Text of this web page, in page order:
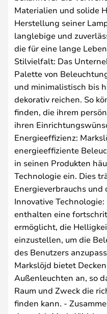
Materialien und solide
Herstellung seiner
langlebige und
die für eine lange
Stilvielfalt: Das
Palette von
und minimalistisch bis
dekorativ reichen. So
finden, die ihrem
ihren
Energieeffizienz:
energieeffiziente
in seinen Produkten
Technologie ein. Dies
Energieverbrauchs
Innovative
enthalten eine
ermöglicht, die
einzustellen, um die
des Benutzers
Markslöjd bietet
Außenleuchten an, so
Raum und Zweck die
finden kann. -